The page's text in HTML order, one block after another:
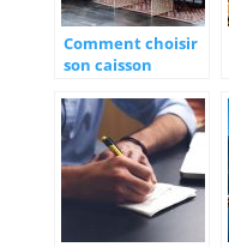
Comment choisir
son caisson
enseigne magasin
?